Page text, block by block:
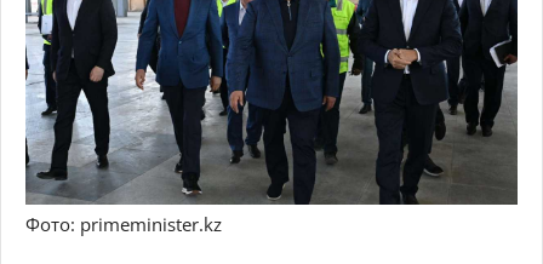
Фото: primeminister.kz